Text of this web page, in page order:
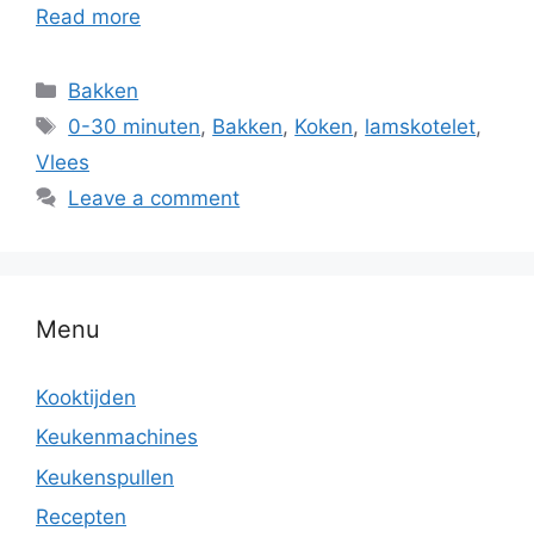
Read more
Bakken
0-30 minuten, Bakken, Koken, lamskotelet,
Vlees
Leave a comment
Menu
Kooktijden
Keukenmachines
Keukenspullen
Recepten